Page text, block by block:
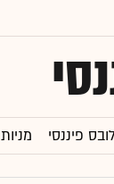
פיננסי מניות